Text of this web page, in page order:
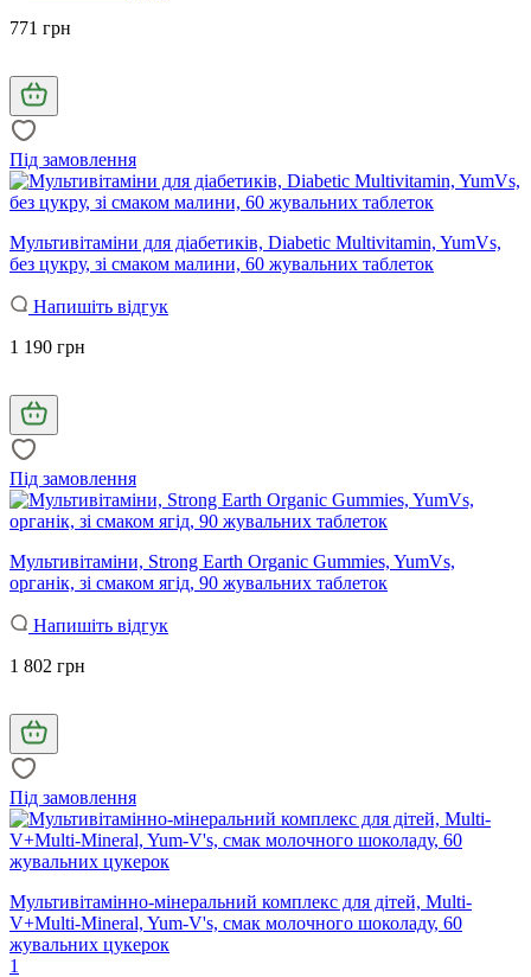
771 грн
Під замовлення
Мультивітаміни для діабетиків, Diabetic Multivitamin, YumVs,
без цукру, зі смаком малини, 60 жувальних таблеток
Напишіть відгук
1 190 грн
Під замовлення
Мультивітаміни, Strong Earth Organic Gummies, YumVs,
органік, зі смаком ягід, 90 жувальних таблеток
Напишіть відгук
1 802 грн
Під замовлення
Мультивітамінно-мінеральний комплекс для дітей, Multi-
V+Multi-Mineral, Yum-V's, смак молочного шоколаду, 60
жувальних цукерок
1